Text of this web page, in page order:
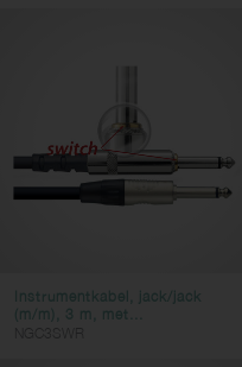
Instrumentkabel, jack/jack
(m/m), 3 m, met...